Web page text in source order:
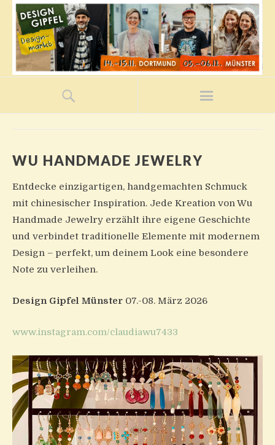
WU HANDMADE JEWELRY
Entdecke einzigartigen, handgemachten Schmuck
mit chinesischer Inspiration. Jede Kreation von Wu
Handmade Jewelry erzählt ihre eigene Geschichte
und verbindet traditionelle Elemente mit modernem
Design – perfekt, um deinem Look eine besondere
Note zu verleihen.
Design Gipfel Münster 07.-08. März 2026
www.instagram.com/claudiawu7433